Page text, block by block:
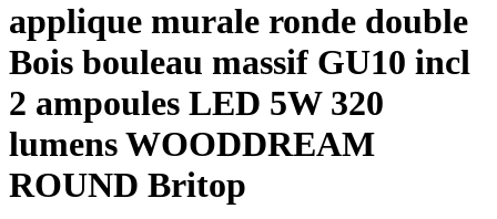
applique murale ronde double
Bois bouleau massif GU10 incl
2 ampoules LED 5W 320
lumens WOODDREAM
ROUND Britop